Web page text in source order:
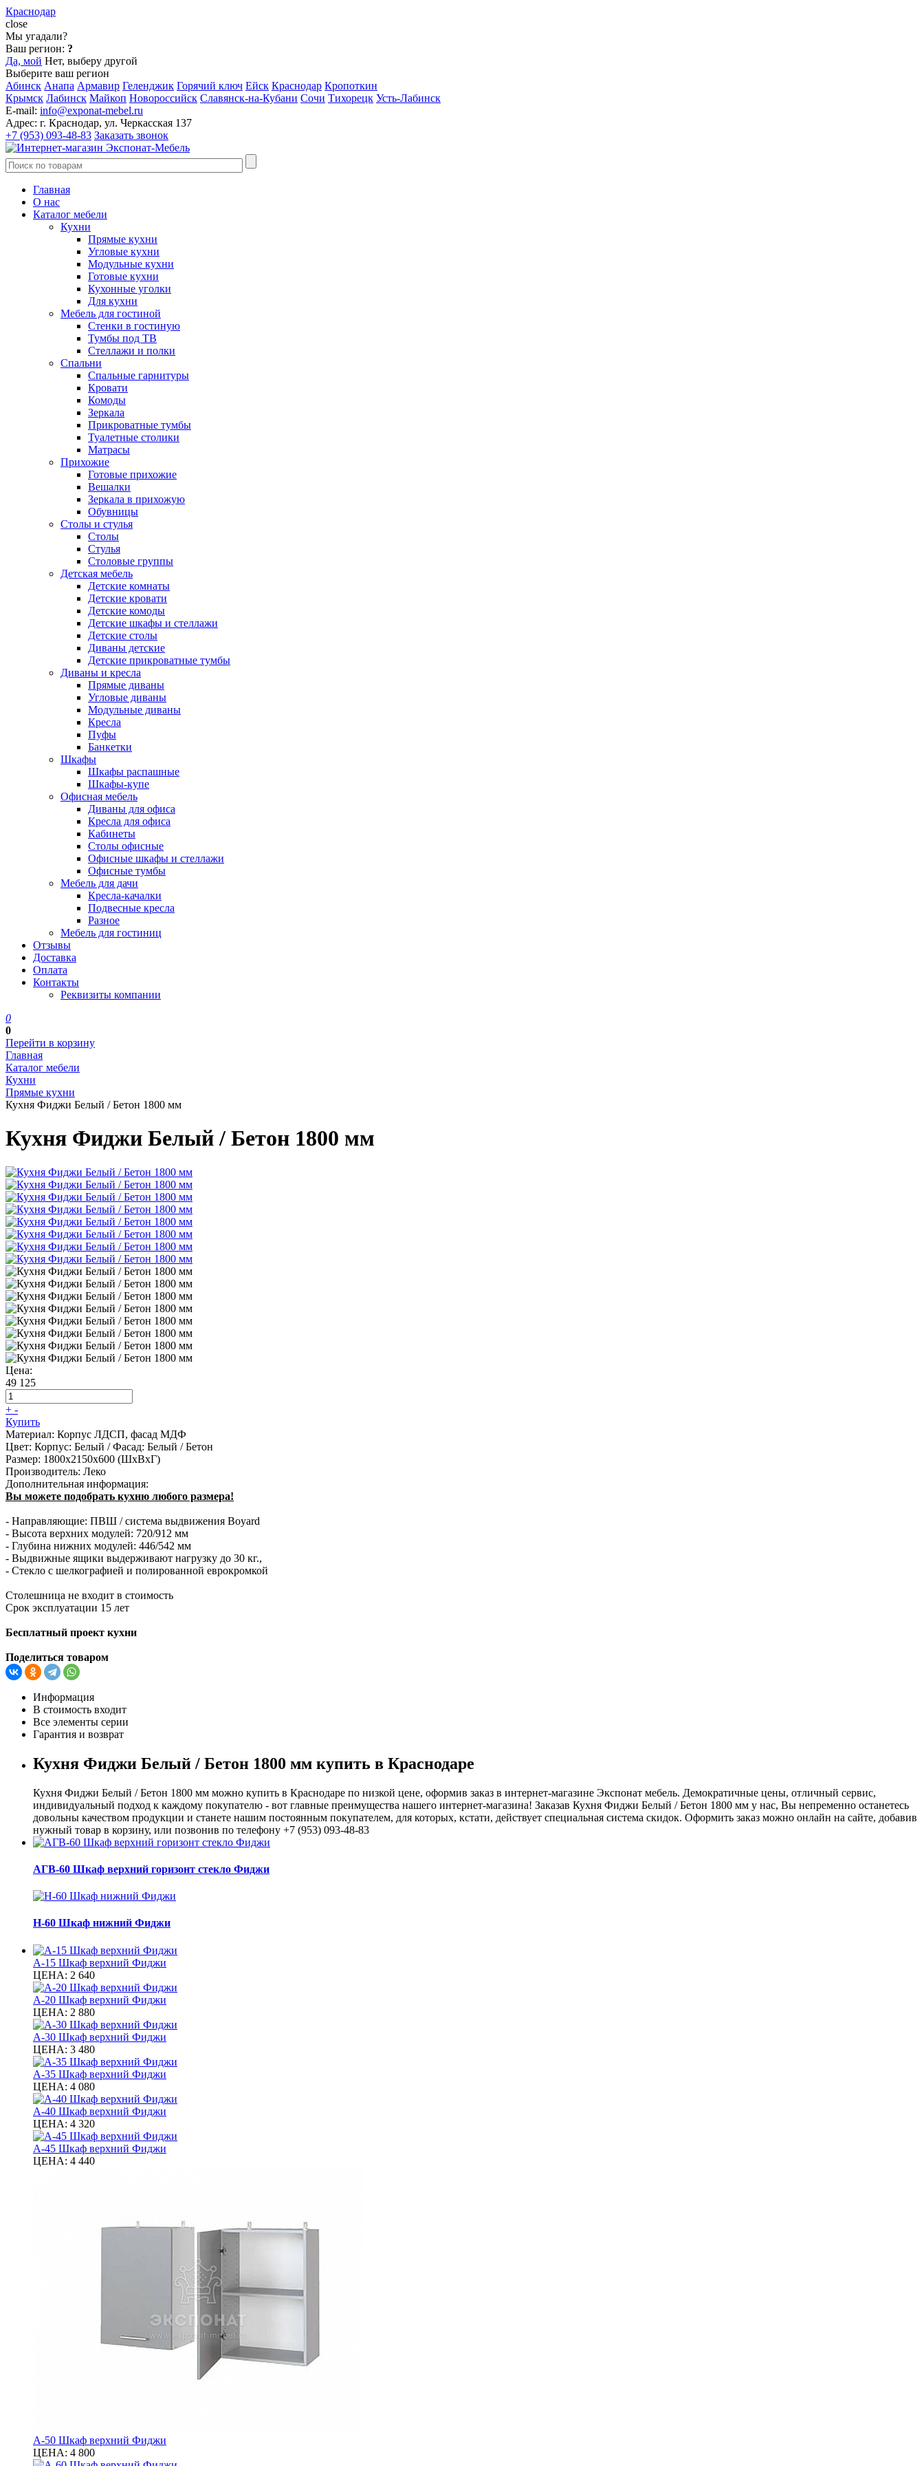
Краснодар
close
Мы угадали?
Ваш регион: ?
Да, мой Нет, выберу другой
Выберите ваш регион
Абинск Анапа Армавир Геленджик Горячий ключ Ейск Краснодар Кропоткин
Крымск Лабинск Майкоп Новороссийск Славянск-на-Кубани Сочи Тихорецк Усть-Лабинск
E-mail: info@exponat-mebel.ru
Адрес: г. Краснодар, ул. Черкасская 137
+7 (953) 093-48-83 Заказать звонок
Главная
О нас
Каталог мебели
Кухни
Прямые кухни
Угловые кухни
Модульные кухни
Готовые кухни
Кухонные уголки
Для кухни
Мебель для гостиной
Стенки в гостиную
Тумбы под ТВ
Стеллажи и полки
Спальни
Спальные гарнитуры
Кровати
Комоды
Зеркала
Прикроватные тумбы
Туалетные столики
Матрасы
Прихожие
Готовые прихожие
Вешалки
Зеркала в прихожую
Обувницы
Столы и стулья
Столы
Стулья
Столовые группы
Детская мебель
Детские комнаты
Детские кровати
Детские комоды
Детские шкафы и стеллажи
Детские столы
Диваны детские
Детские прикроватные тумбы
Диваны и кресла
Прямые диваны
Угловые диваны
Модульные диваны
Кресла
Пуфы
Банкетки
Шкафы
Шкафы распашные
Шкафы-купе
Офисная мебель
Диваны для офиса
Кресла для офиса
Кабинеты
Столы офисные
Офисные шкафы и стеллажи
Офисные тумбы
Мебель для дачи
Кресла-качалки
Подвесные кресла
Разное
Мебель для гостиниц
Отзывы
Доставка
Оплата
Контакты
Реквизиты компании
0
0
Перейти в корзину
Главная
Каталог мебели
Кухни
Прямые кухни
Кухня Фиджи Белый / Бетон 1800 мм
Кухня Фиджи Белый / Бетон 1800 мм
Цена:
49 125
+ -
Купить
Материал: Корпус ЛДСП, фасад МДФ
Цвет: Корпус: Белый / Фасад: Белый / Бетон
Размер: 1800х2150х600 (ШхВхГ)
Производитель: Леко
Дополнительная информация:
Вы можете подобрать кухню любого размера!
- Направляющие: ПВШ / система выдвижения Boyard
- Высота верхних модулей: 720/912 мм
- Глубина нижних модулей: 446/542 мм
- Выдвижные ящики выдерживают нагрузку до 30 кг.,
- Стекло с шелкографией и полированной еврокромкой
Столешница не входит в стоимость
Срок эксплуатации 15 лет
Бесплатный проект кухни
Поделиться товаром
Информация
В стоимость входит
Все элементы серии
Гарантия и возврат
Кухня Фиджи Белый / Бетон 1800 мм купить в Краснодаре
Кухня Фиджи Белый / Бетон 1800 мм можно купить в Краснодаре по низкой цене, оформив заказ в интернет-магазине Экспонат мебель. Демократичные цены, отличный сервис,
индивидуальный подход к каждому покупателю - вот главные преимущества нашего интернет-магазина! Заказав Кухня Фиджи Белый / Бетон 1800 мм у нас, Вы непременно останетесь
довольны качеством продукции и станете нашим постоянным покупателем, для которых, кстати, действует специальная система скидок. Оформить заказ можно онлайн на сайте, добавив
нужный товар в корзину, или позвонив по телефону +7 (953) 093-48-83
АГВ-60 Шкаф верхний горизонт стекло Фиджи
Н-60 Шкаф нижний Фиджи
А-15 Шкаф верхний Фиджи
ЦЕНА: 2 640
А-20 Шкаф верхний Фиджи
ЦЕНА: 2 880
А-30 Шкаф верхний Фиджи
ЦЕНА: 3 480
А-35 Шкаф верхний Фиджи
ЦЕНА: 4 080
А-40 Шкаф верхний Фиджи
ЦЕНА: 4 320
А-45 Шкаф верхний Фиджи
ЦЕНА: 4 440
А-50 Шкаф верхний Фиджи
ЦЕНА: 4 800